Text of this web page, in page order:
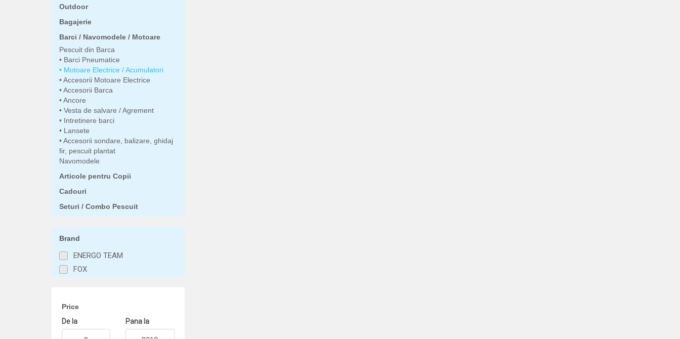
Outdoor
Bagajerie
Barci / Navomodele / Motoare
Pescuit din Barca
Barci Pneumatice
Motoare Electrice / Acumulatori
Accesorii Motoare Electrice
Accesorii Barca
Ancore
Vesta de salvare / Agrement
Intretinere barci
Lansete
Accesorii sondare, balizare, ghidaj
fir, pescuit plantat
Navomodele
Articole pentru Copii
Cadouri
Seturi / Combo Pescuit
Brand
ENERGO TEAM
FOX
Price
De la
Pana la